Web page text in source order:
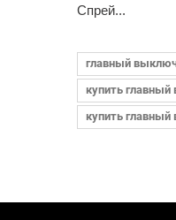
Спрей...
главный
купить
купить